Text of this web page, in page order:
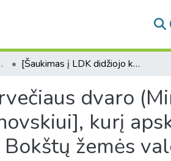
valdos) [Šaukimas į LDK didžiojo kunigaikščio teismą Bervečiaus dvaro (Minsko vaiv.) savininkui [Jonui?] Varpuchovskiui [Varpachovskiui], kurį apskundė Vilniaus kapitula dėl vienos tarnybos užgrobimo Bokštų žemės valdų ir prisijungimo prie savo dvaro]
dvaro
kurį
žemės